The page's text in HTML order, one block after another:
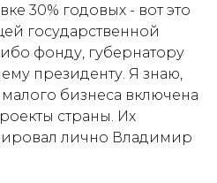
30% годовых - вот это
государственной
фонду, губернатору
президенту. Я знаю,
бизнеса включена
страны. Их
лично Владимир